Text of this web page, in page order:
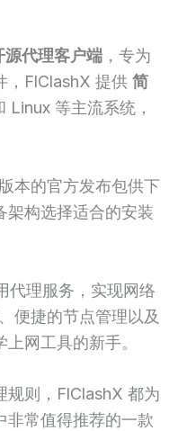
代理客户端 ，专为
，FlClashX 提供 简
等主流系统，
本的官方发布包供下
架构选择适合的安装
代理服务，实现网络
便捷的节点管理以及
网工具的新手。
规则，FlClashX 都为
非常值得推荐的一款